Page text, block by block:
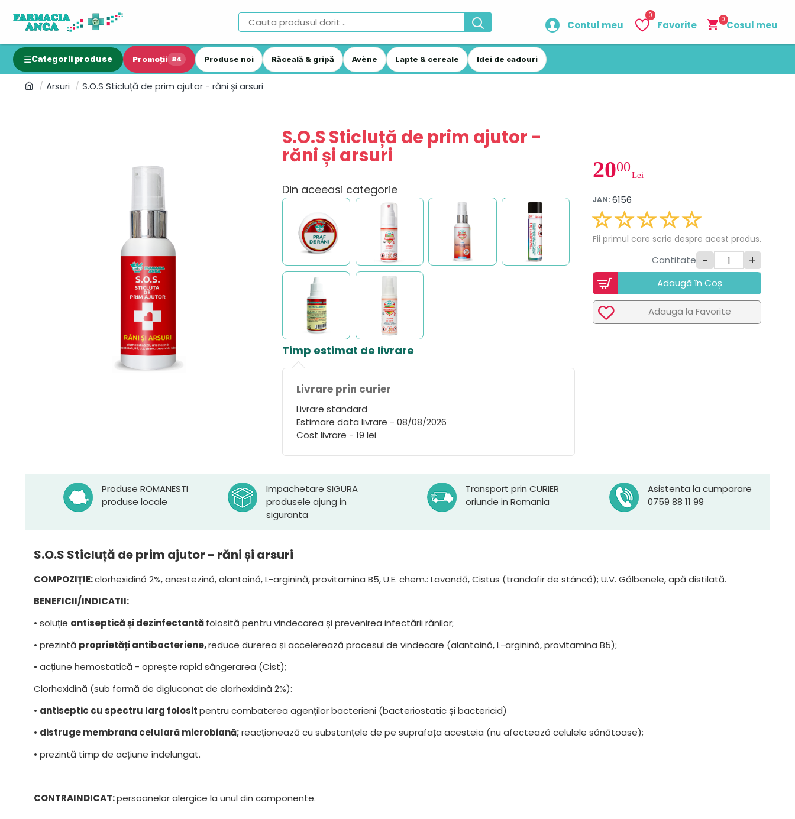
Contul meu Favorite
0
Cosul meu
0
Categorii produse Promoții 84 Produse noi Răceală & gripă Avène Lapte & cereale Idei de cadouri
Arsuri S.O.S Sticluță de prim ajutor - răni și arsuri
S.O.S Sticluță de prim ajutor -
răni și arsuri
Din aceeasi categorie
Timp estimat de livrare
Livrare prin curier
Livrare standard
Estimare data livrare - 08/08/2026
Cost livrare - 19 lei
2000
Lei
JAN: 6156
Fii primul care scrie despre acest produs.
Cantitate - +
Adaugã în Coș
Adaugã la Favorite
Produse ROMANESTI
produse locale
Impachetare SIGURA
produsele ajung in
siguranta
Transport prin CURIER
oriunde in Romania
Asistenta la cumparare
0759 88 11 99
S.O.S Sticluță de prim ajutor - răni și arsuri
COMPOZIȚIE:clorhexidină 2%, anestezină, alantoină, L-arginină, provitamina B5, U.E. chem.: Lavandă, Cistus (trandafir de stâncă); U.V. Gălbenele, apă distilată.
BENEFICII/INDICATII:
• soluție antiseptică și dezinfectantăfolosită pentru vindecarea și prevenirea infectării rănilor;
• prezintă proprietăți antibacteriene,reduce durerea și accelerează procesul de vindecare (alantoină, L-arginină, provitamina B5);
• acțiune hemostatică - oprește rapid sângerarea (Cist);
Clorhexidină (sub formă de digluconat de clorhexidină 2%):
• antiseptic cu spectru larg folositpentru combaterea agenților bacterieni (bacteriostatic și bactericid)
• distruge membrana celulară microbiană;reacționează cu substanțele de pe suprafața acesteia (nu afectează celulele sănătoase);
• prezintă timp de acțiune îndelungat.
CONTRAINDICAT:persoanelor alergice la unul din componente.